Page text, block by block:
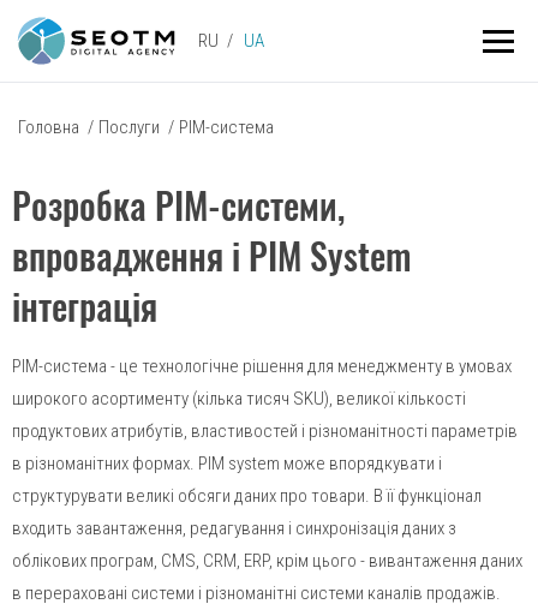
RU UA
Головна / Послуги / PIM-система
Розробка PIM-системи,
впровадження і PIM System
інтеграція
PIM-система - це технологічне рішення для менеджменту в умовах
широкого асортименту (кілька тисяч SKU), великої кількості
продуктових атрибутів, властивостей і різноманітності параметрів
в різноманітних формах. PIM system може впорядкувати і
структурувати великі обсяги даних про товари. В її функціонал
входить завантаження, редагування і синхронізація даних з
облікових програм, CMS, CRM, ERP, крім цього - вивантаження даних
в перераховані системи і різноманітні системи каналів продажів.